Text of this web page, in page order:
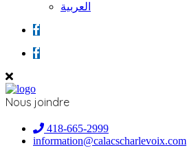
العربية
Nous joindre
418-665-2999
information@calacscharlevoix.com